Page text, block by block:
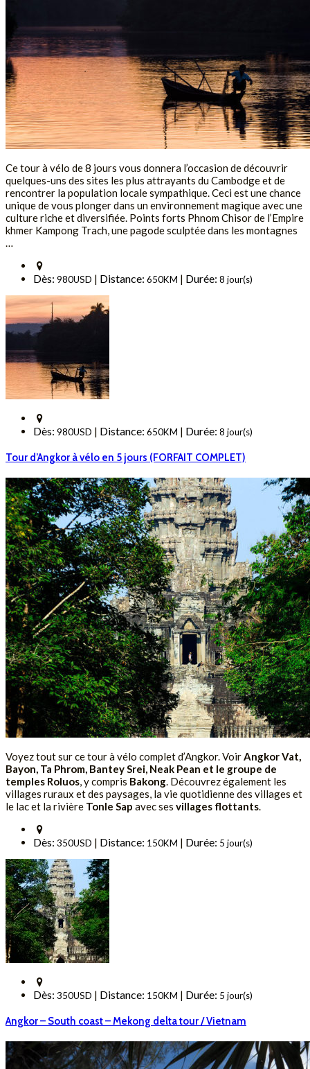
Ce tour à vélo de 8 jours vous donnera l’occasion de découvrir
quelques-uns des sites les plus attrayants du Cambodge et de
rencontrer la population locale sympathique. Ceci est une chance
unique de vous plonger dans un environnement magique avec une
culture riche et diversifiée. Points forts Phnom Chisor de l’Empire
khmer Kampong Trach, une pagode sculptée dans les montagnes
…
Dès: 980USD | Distance: 650KM | Durée: 8 jour(s)
Dès: 980USD | Distance: 650KM | Durée: 8 jour(s)
Tour d’Angkor à vélo en 5 jours (FORFAIT COMPLET)
Voyez tout sur ce tour à vélo complet d’Angkor. VoirAngkor Vat,
Bayon, Ta Phrom, Bantey Srei, Neak Pean et le groupe de
temples Roluos, y compris Bakong. Découvrez également les
villages ruraux et des paysages, la vie quotidienne des villages et
le lac et la rivière Tonle Sap avec ses villages flottants.
Dès: 350USD | Distance: 150KM | Durée: 5 jour(s)
Dès: 350USD | Distance: 150KM | Durée: 5 jour(s)
Angkor – South coast – Mekong delta tour / Vietnam